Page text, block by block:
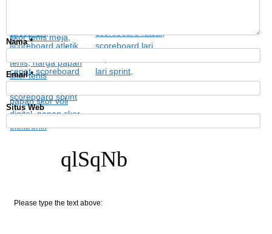
Nama*
Email*
Situs Web
qlSqNb
Please type the text above: